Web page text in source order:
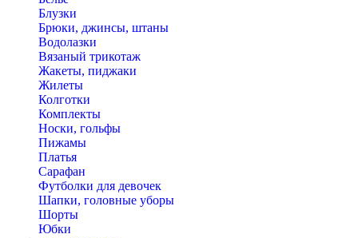
Блузки
Брюки, джинсы, штаны
Водолазки
Вязаный трикотаж
Жакеты, пиджаки
Жилеты
Колготки
Комплекты
Носки, гольфы
Пижамы
Платья
Сарафан
Футболки для девочек
Шапки, головные уборы
Шорты
Юбки